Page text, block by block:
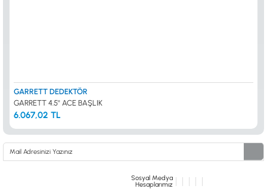
GARRETT DEDEKTÖR
GARRETT 4.5'' ACE BAŞLIK
6.067,02 TL
Sosyal Medya
Hesaplarımız